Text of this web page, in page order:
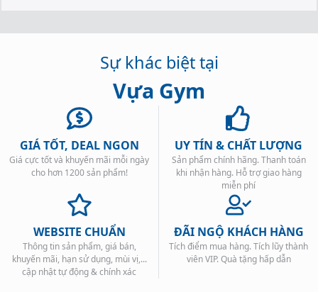
Sự khác biệt tại
Vựa Gym
GIÁ TỐT, DEAL NGON
Giá cực tốt và khuyến mãi mỗi ngày
cho hơn 1200 sản phẩm!
UY TÍN & CHẤT LƯỢNG
Sản phẩm chính hãng. Thanh toán
khi nhận hàng. Hỗ trợ giao hàng
miễn phí
WEBSITE CHUẨN
Thông tin sản phẩm, giá bán,
khuyến mãi, hạn sử dụng, mùi vị,...
cập nhật tự động & chính xác
ĐÃI NGỘ KHÁCH HÀNG
Tích điểm mua hàng. Tích lũy thành
viên VIP. Quà tặng hấp dẫn